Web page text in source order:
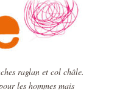
raglan et col châle.
les hommes mais